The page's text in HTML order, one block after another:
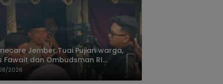
Jember Tuai Pujian warga,
Fawait dan Ombudsman RI
Layanan Kesehatan Rumah
2026